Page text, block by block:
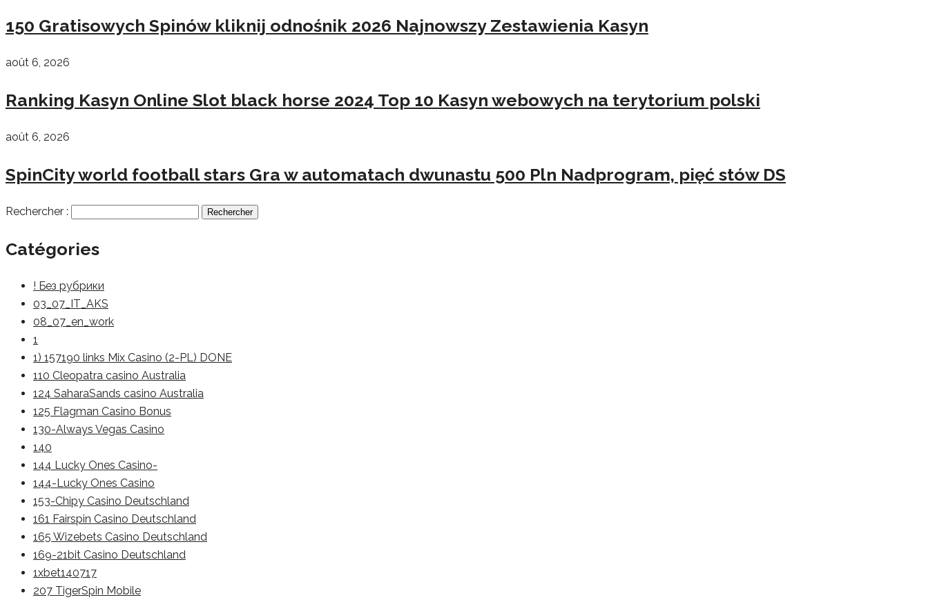
150 Gratisowych Spinów kliknij odnośnik 2026 Najnowszy Zestawienia Kasyn
août 6, 2026
Ranking Kasyn Online Slot black horse 2024 Top 10 Kasyn webowych na terytorium polski
août 6, 2026
SpinCity world football stars Gra w automatach dwunastu 500 Pln Nadprogram, pięć stów DS
Rechercher :
Catégories
! Без рубрики
03_07_IT_AKS
08_07_en_work
1
1) 157190 links Mix Casino (2-PL) DONE
110 Cleopatra casino Australia
124 SaharaSands casino Australia
125 Flagman Casino Bonus
130-Always Vegas Casino
140
144 Lucky Ones Casino-
144-Lucky Ones Casino
153-Chipy Casino Deutschland
161 Fairspin Casino Deutschland
165 Wizebets Casino Deutschland
169-21bit Casino Deutschland
1xbet140717
207 TigerSpin Mobile